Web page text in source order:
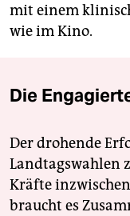
mit einem
wie im Kino.
Die
Der drohende
Landtagswahlen
Kräfte
braucht es